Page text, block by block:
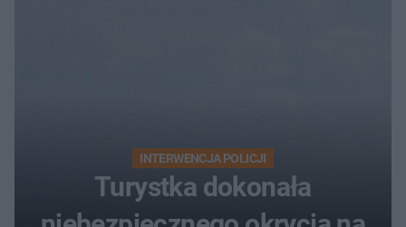
INTERWENCJA POLICJI
Turystka dokonała